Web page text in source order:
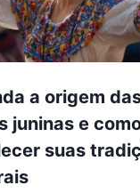
a origem
juninas e
suas